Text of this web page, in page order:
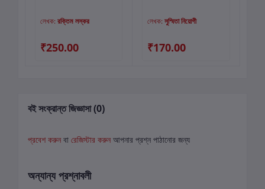
লেখক: রক্তিম লস্কর
₹250.00
লেখক: সুস্মিতা নিয়োগী
₹170.00
বই সংক্রান্ত জিজ্ঞাসা (0)
প্রবেশ করুন বা রেজিস্টার করুন আপনার প্রশ্ন পাঠানোর জন্য
অন্যান্য প্রশ্নাবলী